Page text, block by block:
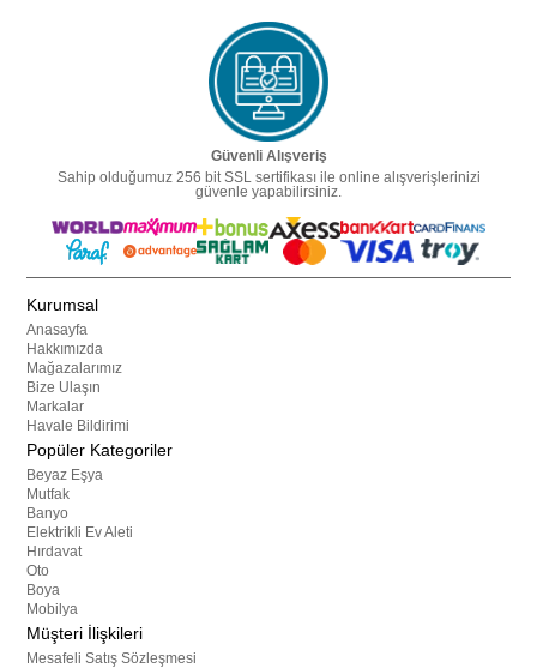
Güvenli Alışveriş
Sahip olduğumuz 256 bit SSL sertifikası ile online alışverişlerinizi
güvenle yapabilirsiniz.
Kurumsal
Anasayfa
Hakkımızda
Mağazalarımız
Bize Ulaşın
Markalar
Havale Bildirimi
Popüler Kategoriler
Beyaz Eşya
Mutfak
Banyo
Elektrikli Ev Aleti
Hırdavat
Oto
Boya
Mobilya
Müşteri İlişkileri
Mesafeli Satış Sözleşmesi